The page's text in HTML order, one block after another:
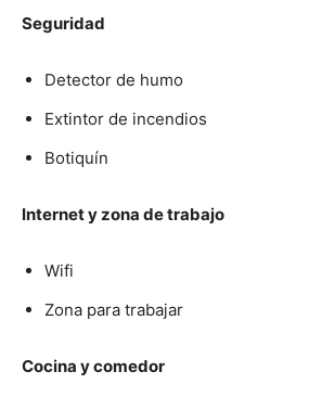
Seguridad
Detector de humo
Extintor de incendios
Botiquín
Internet y zona de trabajo
Wifi
Zona para trabajar
Cocina y comedor